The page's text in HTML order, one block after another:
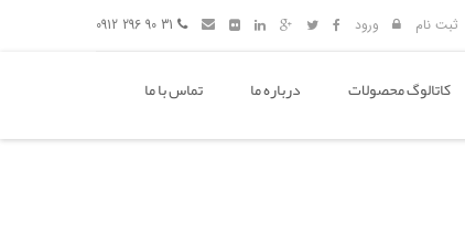
ثبت نام ورود
کاتالوگ محصولات درباره ما تماس با ما